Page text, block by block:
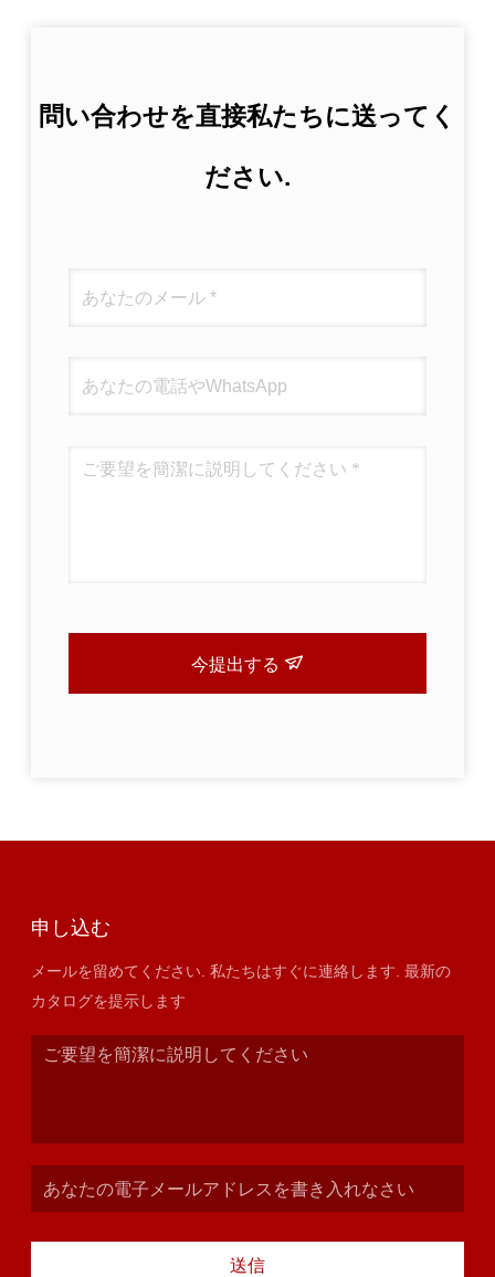
問い合わせを直接私たちに送ってく
ださい.
今提出する
申し込む
メールを留めてください. 私たちはすぐに連絡します. 最新の
カタログを提示します
送信